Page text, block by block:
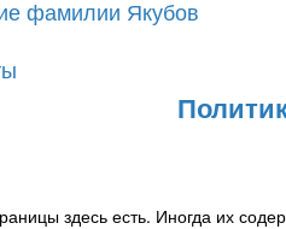
фамилии Якубов
здесь есть. Иногда их